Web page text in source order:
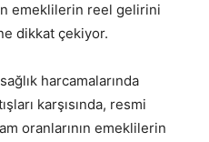
emeklilerin reel gelirini
dikkat çekiyor.
harcamalarında
karşısında, resmi
oranlarının emeklilerin